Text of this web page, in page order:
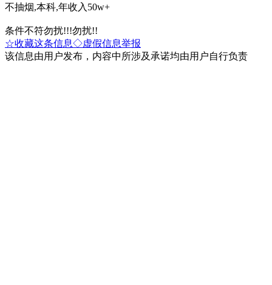
不抽烟,本科,年收入50w+
条件不符勿扰!!!勿扰!!
☆收藏这条信息◇虚假信息举报
该信息由用户发布，内容中所涉及承诺均由用户自行负责